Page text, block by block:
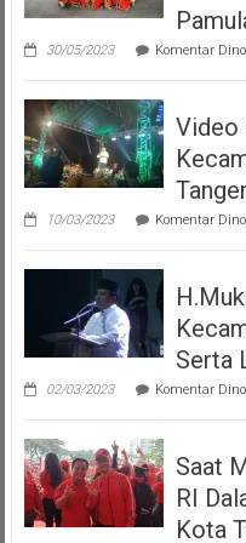
30/05/2023 Komentar
Video
10/03/2023 Komentar
Serta
02/03/2023 Komentar
Saat
RI
Kota